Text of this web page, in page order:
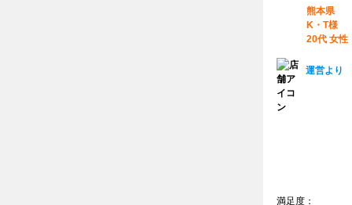
熊本県
K・T様
20代 女性
運営より
満足度：